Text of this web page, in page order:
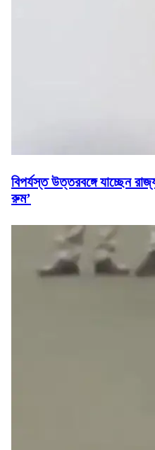
বিপর্যস্ত উত্তরবঙ্গে যাচ্ছেন
রুম’